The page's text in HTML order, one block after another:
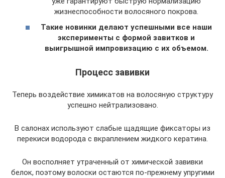
жизнеспособности волосяного покрова.
Такие новинки делают успешными все наши
эксперименты с формой завитков и
выигрышной импровизацию с их объемом.
Процесс завивки
Теперь воздействие химикатов на волосяную структуру
успешно нейтрализовано.
В салонах используют слабые щадящие фиксаторы из
перекиси водорода с вкраплением жидкого кератина.
Он восполняет утраченный от химической завивки
белок, поэтому волоски остаются по-прежнему упругими